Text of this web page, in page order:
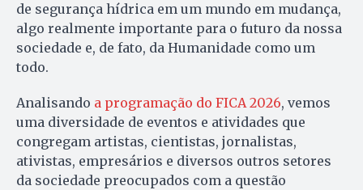
de segurança hídrica em um mundo em mudança,
algo realmente importante para o futuro da nossa
sociedade e, de fato, da Humanidade como um
todo.
Analisando a programação do FICA 2026, vemos
uma diversidade de eventos e atividades que
congregam artistas, cientistas, jornalistas,
ativistas, empresários e diversos outros setores
da sociedade preocupados com a questão